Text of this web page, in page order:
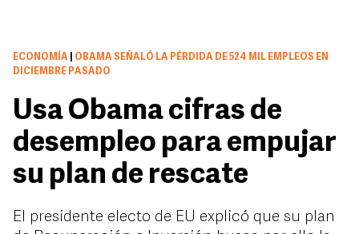
ECONOMÍA
OBAMA SEÑALÓ LA PÉRDIDA DE 524 MIL EMPLEOS EN
DICIEMBRE PASADO
Usa Obama cifras de
desempleo para empujar
su plan de rescate
El presidente electo de EU explicó que su plan